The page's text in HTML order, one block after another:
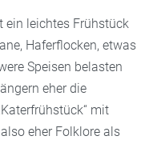
ein leichtes Frühstück
Haferflocken, etwas
Speisen belasten
eher die
mit
eher Folklore als